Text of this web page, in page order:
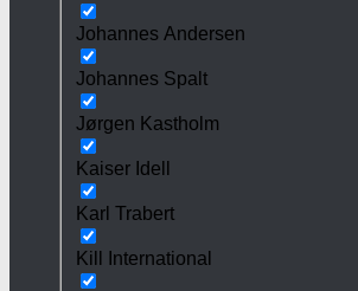
Johannes Andersen
Johannes Spalt
Jørgen Kastholm
Kaiser Idell
Karl Trabert
Kill International